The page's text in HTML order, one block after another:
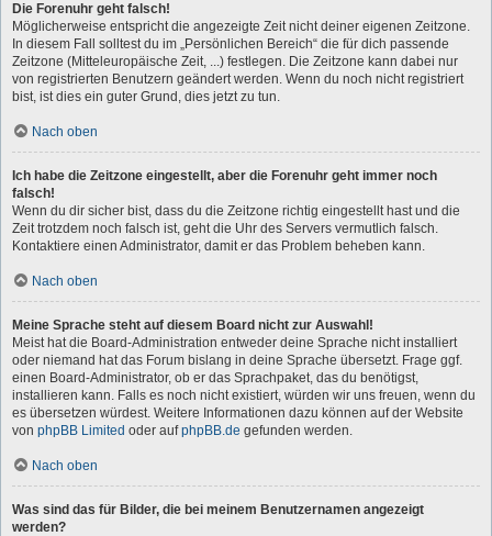
Die Forenuhr geht falsch!
Möglicherweise entspricht die angezeigte Zeit nicht deiner eigenen Zeitzone.
In diesem Fall solltest du im „Persönlichen Bereich“ die für dich passende
Zeitzone (Mitteleuropäische Zeit, ...) festlegen. Die Zeitzone kann dabei nur
von registrierten Benutzern geändert werden. Wenn du noch nicht registriert
bist, ist dies ein guter Grund, dies jetzt zu tun.
Nach oben
Ich habe die Zeitzone eingestellt, aber die Forenuhr geht immer noch
falsch!
Wenn du dir sicher bist, dass du die Zeitzone richtig eingestellt hast und die
Zeit trotzdem noch falsch ist, geht die Uhr des Servers vermutlich falsch.
Kontaktiere einen Administrator, damit er das Problem beheben kann.
Nach oben
Meine Sprache steht auf diesem Board nicht zur Auswahl!
Meist hat die Board-Administration entweder deine Sprache nicht installiert
oder niemand hat das Forum bislang in deine Sprache übersetzt. Frage ggf.
einen Board-Administrator, ob er das Sprachpaket, das du benötigst,
installieren kann. Falls es noch nicht existiert, würden wir uns freuen, wenn du
es übersetzen würdest. Weitere Informationen dazu können auf der Website
von phpBB Limited oder aufphpBB.de gefunden werden.
Nach oben
Was sind das für Bilder, die bei meinem Benutzernamen angezeigt
werden?